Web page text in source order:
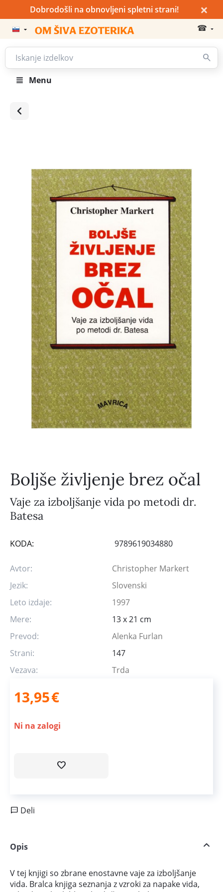
Dobrodošli na obnovljeni spletni strani! ×
☎
Menu
Boljše življenje brez očal
Vaje za izboljšanje vida po metodi dr.
Batesa
KODA: 9789619034880
Avtor:
Christopher Markert
Jezik:
Slovenski
Leto izdaje:
1997
Mere:
13 x 21 cm
Prevod:
Alenka Furlan
Strani:
147
Vezava:
Trda
13,95€
Ni na zalogi
Deli
Opis
V tej knjigi so zbrane enostavne vaje za izboljšanje
vida. Bralca knjiga seznanja z vzroki za napake vida,